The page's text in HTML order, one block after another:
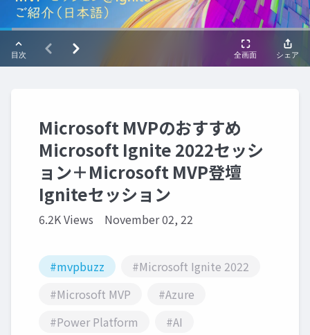
Microsoft MVPのおすすめ
Microsoft Ignite 2022セッシ
ョン＋Microsoft MVP登壇
Igniteセッション
6.2K Views November 02, 22
#mvpbuzz
#Microsoft Ignite 2022
#Microsoft MVP
#Azure
#Power Platform
#AI